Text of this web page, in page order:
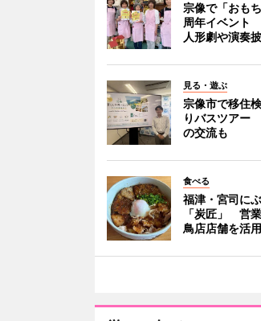
宗像で「おも
周年イベント
人形劇や演奏
見る・遊ぶ
宗像市で移住
りバスツアー
の交流も
食べる
福津・宮司に
「炭匠」 営
鳥店店舗を活用